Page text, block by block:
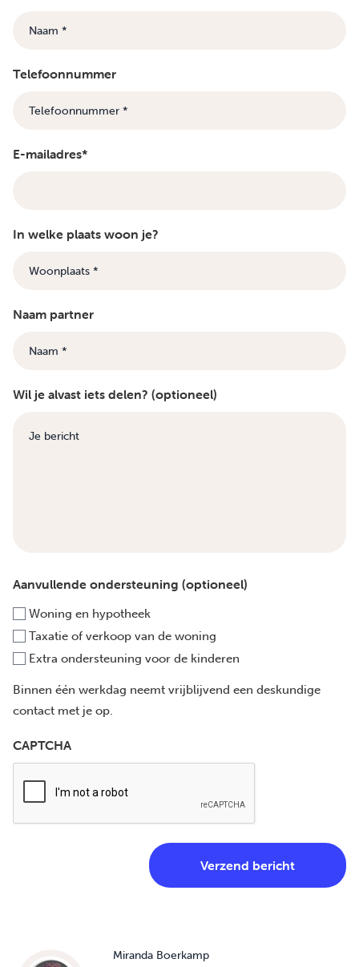
Telefoonnummer
E-mailadres*
In welke plaats woon je?
Naam partner
Wil je alvast iets delen? (optioneel)
Aanvullende ondersteuning (optioneel)
Woning en hypotheek
Taxatie of verkoop van de woning
Extra ondersteuning voor de kinderen
Binnen één werkdag neemt vrijblijvend een deskundige
contact met je op.
CAPTCHA
Miranda Boerkamp